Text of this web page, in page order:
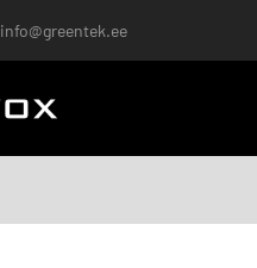
info@greentek.ee